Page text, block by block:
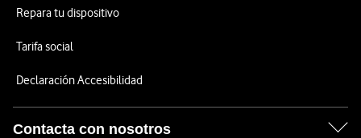
Repara tu dispositivo
Tarifa social
Declaración Accesibilidad
Contacta con nosotros